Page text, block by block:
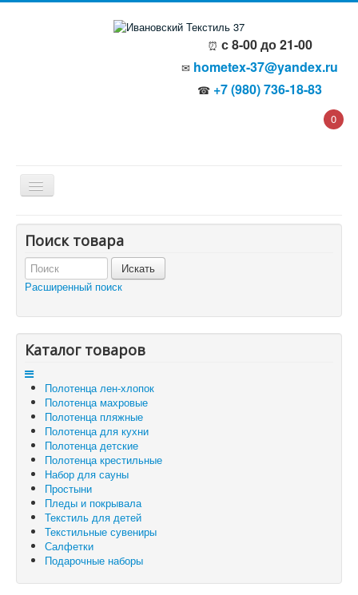
⏰ с 8-00 до 21-00
✉ hometex-37@yandex.ru
☎ +7 (980) 736-18-83
0
О компании
Политика безопасности
Пользовательское соглашение
Каталог товаров
Отзывы и предложения
Контакты
Корзина
Отложенные товары
Вы здесь: Главная Подарочные наборы
Поиск товара
Расширенный поиск
Каталог товаров
Полотенца лен-хлопок
Полотенца махровые
Полотенца пляжные
Полотенца для кухни
Полотенца детские
Полотенца крестильные
Набор для сауны
Простыни
Пледы и покрывала
Текстиль для детей
Текстильные сувениры
Салфетки
Подарочные наборы